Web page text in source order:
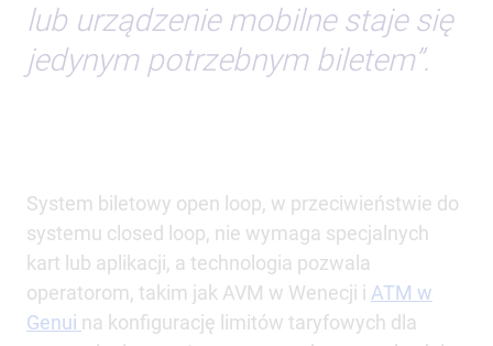
lub urządzenie mobilne staje się
jedynym potrzebnym biletem”.
System biletowy open loop, w przeciwieństwie do
systemu closed loop, nie wymaga specjalnych
kart lub aplikacji, a technologia pozwala
operatorom, takim jak AVM w Wenecji i ATM w
Genui na konfigurację limitów taryfowych dla